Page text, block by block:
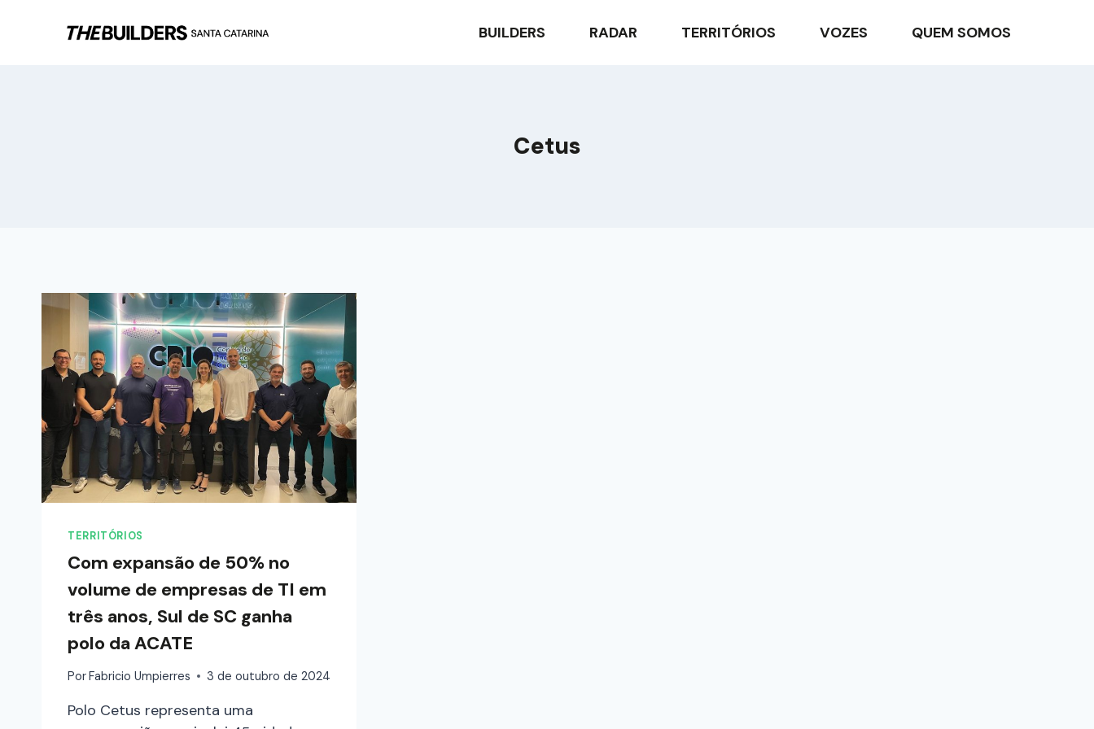
BUILDERS RADAR TERRITÓRIOS VOZES QUEM SOMOS
Cetus
TERRITÓRIOS
Com expansão de 50% no
volume de empresas de TI em
três anos, Sul de SC ganha
polo da ACATE
PorFabricio Umpierres 3 de outubro de 2024
Polo Cetus representa uma